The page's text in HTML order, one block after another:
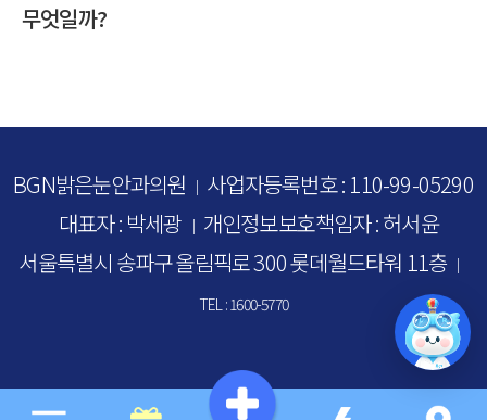
무엇일까?
BGN밝은눈안과의원 ｜ 사업자등록번호 : 110-99-05290
대표자 : 박세광 ｜ 개인정보보호책임자 : 허서윤
서울특별시 송파구 올림픽로 300 롯데월드타워 11층 ｜
TEL : 1600-5770